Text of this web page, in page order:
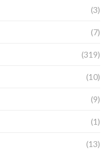
(3)
(7)
(319)
(10)
(9)
(1)
(13)